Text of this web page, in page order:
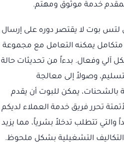
كمقدم خدمة موثوق ومهتم.
لتس بوت لا يقتصر دوره على إرسال
يمكنه التعامل مع مجموعة
وفعال. بدءاً من تحديثات حالة
وصولاً إلى معالجة
بالشحنات، يمكن للبوت أن يقدم
تحرر فريق خدمة العملاء لديكم
والتي تتطلب تدخلاً بشرياً، مما يزيد
التشغيلية بشكل ملحوظ.